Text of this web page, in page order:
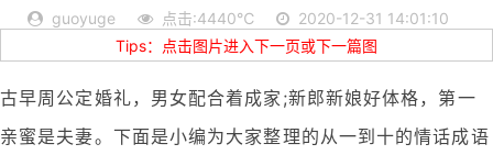
guoyuge 点击:4440℃
2020-12-31 14:01:10
Tips：点击图片进入下一页或下一篇图
古早周公定婚礼，男女配合着成家;新郎新娘好体格，第一
亲蜜是夫妻。下面是小编为大家整理的从一到十的情话成语